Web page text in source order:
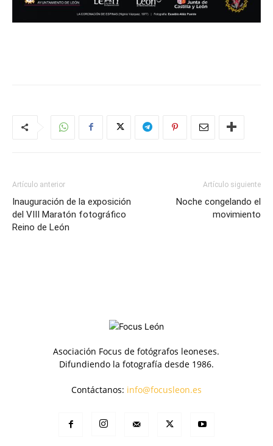
Artículo anterior
Inauguración de la exposición
del VIII Maratón fotográfico
Reino de León
Artículo siguiente
Noche congelando el
movimiento
Asociación Focus de fotógrafos leoneses.
Difundiendo la fotografía desde 1986.
Contáctanos: info@focusleon.es